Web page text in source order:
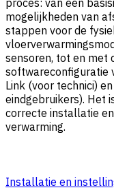
proces: van een
mogelijkheden van
stappen voor de
sensoren, tot en met
softwareconfiguratie
Link (voor technici)
eindgebruikers). Het
correcte installatie
verwarming.
Installatie en